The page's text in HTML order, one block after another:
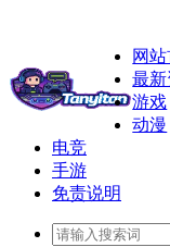
网
最
游戏
动漫
电竞
手游
免责说明